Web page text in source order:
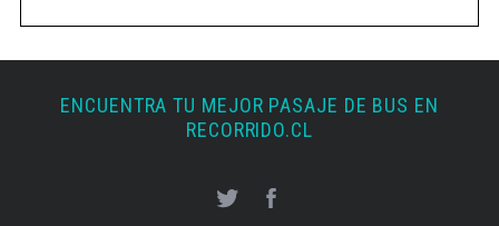
ENCUENTRA TU MEJOR PASAJE DE BUS EN
RECORRIDO.CL